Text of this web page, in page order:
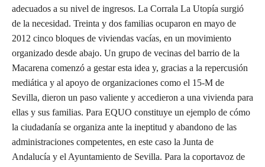
adecuados a su nivel de ingresos. La Corrala La Utopía surgió
de la necesidad. Treinta y dos familias ocuparon en mayo de
2012 cinco bloques de viviendas vacías, en un movimiento
organizado desde abajo. Un grupo de vecinas del barrio de la
Macarena comenzó a gestar esta idea y, gracias a la repercusión
mediática y al apoyo de organizaciones como el 15-M de
Sevilla, dieron un paso valiente y accedieron a una vivienda para
ellas y sus familias. Para EQUO constituye un ejemplo de cómo
la ciudadanía se organiza ante la ineptitud y abandono de las
administraciones competentes, en este caso la Junta de
Andalucía y el Ayuntamiento de Sevilla. Para la coportavoz de